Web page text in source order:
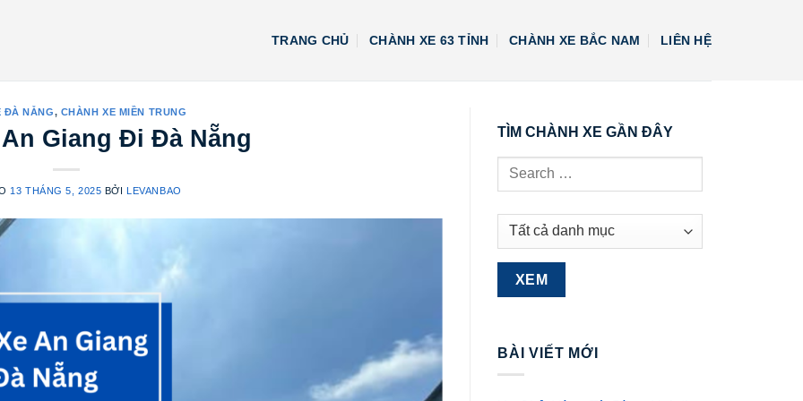
TRANG CHỦ CHÀNH XE 63 TỈNH CHÀNH XE BẮC NAM LIÊN HỆ
ĐÀ NẴNG, CHÀNH XE MIỀN TRUNG
Giang Đi Đà Nẵng
13 THÁNG 5, 2025 BỞILEVANBAO
TÌM CHÀNH XE GẦN ĐÂY
BÀI VIẾT MỚI